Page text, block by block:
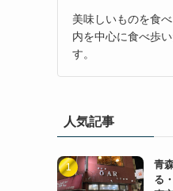
美味しいものを食
内を中心に食べ歩
す。
人気記事
青
る